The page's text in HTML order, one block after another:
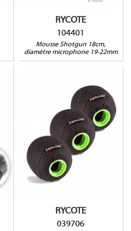
RYCOTE
104401
Mousse Shotgun 18cm,
diamètre microphone 19-22mm
RYCOTE
039706
039706
Compatible avec :
Audio-Technica AT4049b,
AT4051b, AT4053b, AT4021b,
AT4022, AT4041, Neumann
KM180 Series (KM183,
KM184, KM185), Sennheiser